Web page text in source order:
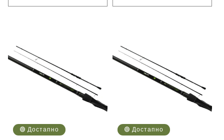
🟢 Достапно 🟢 Достапно